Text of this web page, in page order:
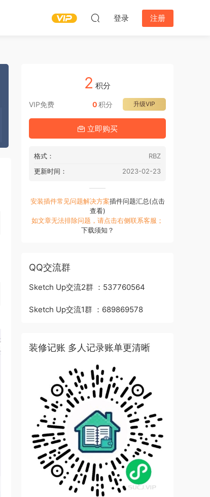
登录 注册
2 积分
VIP免费 升级VIP
0积分
立即购买
格式：
RBZ
更新时间：
2023-02-23
安装插件常见问题解决方案插件问题汇总(点击
查看)
如文章无法排除问题，请点击右侧联系客服；
下载须知？
QQ交流群
Sketch Up交流2群 ：537760564
Sketch Up交流1群 ：689869578
装修记账 多人记录账单更清晰